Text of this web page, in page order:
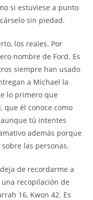
si estuviese a punto
sin piedad.
los reales. Por
nombre de Ford. Es
siempre han usado
a Michael la
lo primero que
que él conoce como
tú intentes
además porque
las personas.
de recordarme a
recopilación de
16, Kwon 42. Es